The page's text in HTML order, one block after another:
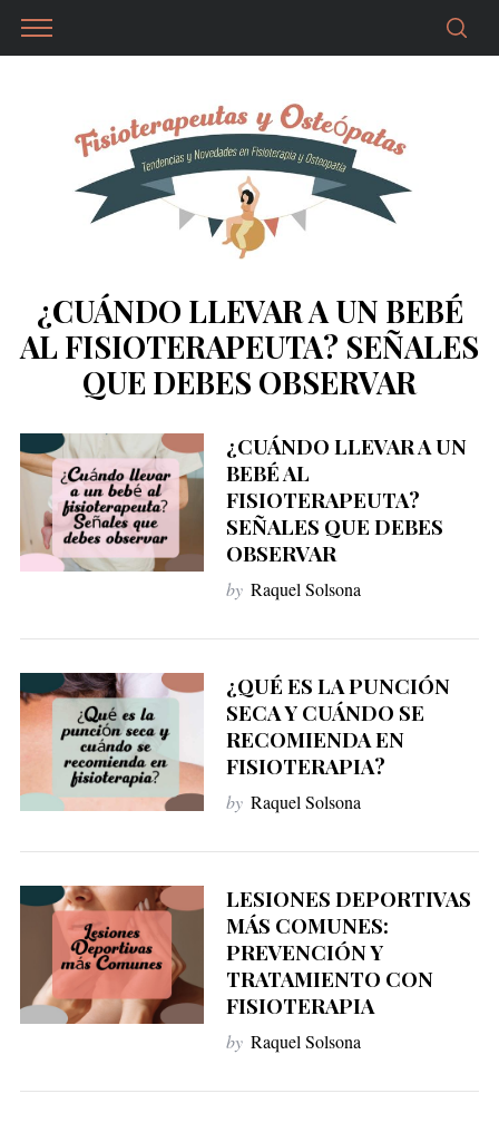
¿CUÁNDO LLEVAR A UN BEBÉ
AL FISIOTERAPEUTA? SEÑALES
QUE DEBES OBSERVAR
¿CUÁNDO LLEVAR A UN
BEBÉ AL
FISIOTERAPEUTA?
SEÑALES QUE DEBES
OBSERVAR
by Raquel Solsona
¿QUÉ ES LA PUNCIÓN
SECA Y CUÁNDO SE
RECOMIENDA EN
FISIOTERAPIA?
by Raquel Solsona
LESIONES DEPORTIVAS
MÁS COMUNES:
PREVENCIÓN Y
TRATAMIENTO CON
FISIOTERAPIA
by Raquel Solsona